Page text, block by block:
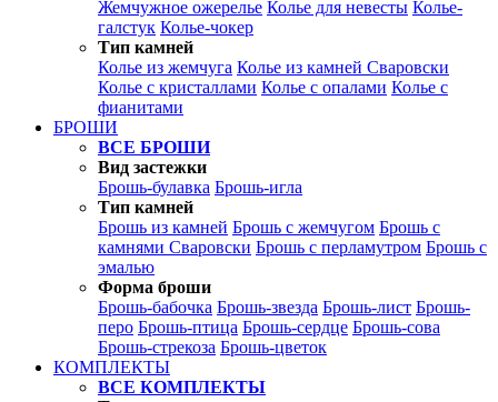
Жемчужное ожерелье Колье для невесты Колье-
галстук Колье-чокер
Тип камней
Колье из жемчуга Колье из камней Сваровски
Колье с кристаллами Колье с опалами Колье с
фианитами
БРОШИ
ВСЕ БРОШИ
Вид застежки
Брошь-булавка Брошь-игла
Тип камней
Брошь из камней Брошь с жемчугом Брошь с
камнями Сваровски Брошь с перламутром Брошь с
эмалью
Форма броши
Брошь-бабочка Брошь-звезда Брошь-лист Брошь-
перо Брошь-птица Брошь-сердце Брошь-сова
Брошь-стрекоза Брошь-цветок
КОМПЛЕКТЫ
ВСЕ КОМПЛЕКТЫ